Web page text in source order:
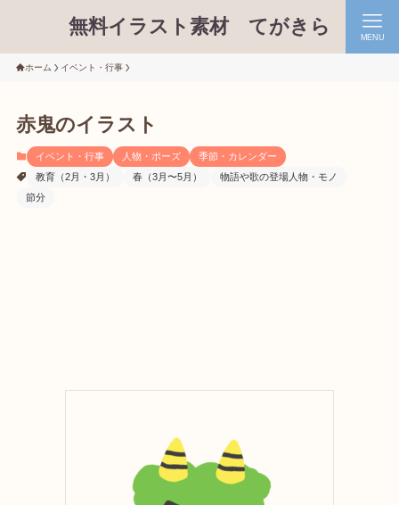
無料イラスト素材 てがきら MENU
ホーム イベント・行事
赤鬼のイラスト
イベント・行事 人物・ポーズ
季節・カレンダー
教育（2月・3月）
春（3月〜5月）
物語や歌の登場人物・モノ
節分